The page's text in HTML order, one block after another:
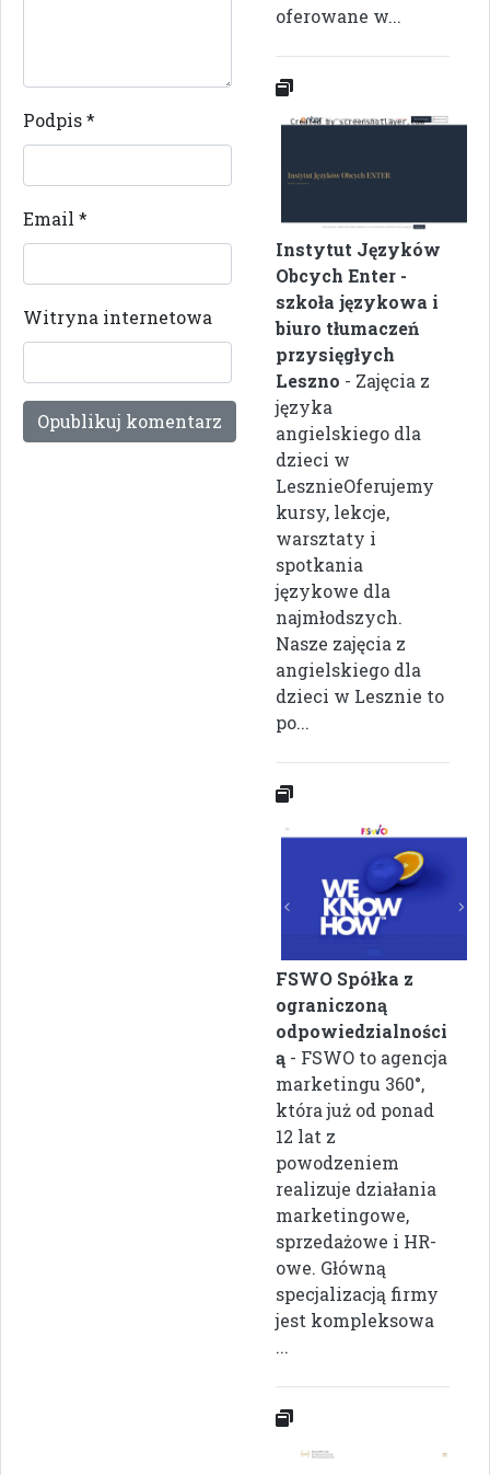
Podpis*
Email *
Witryna internetowa
oferowane w...
Instytut Języków
Obcych Enter -
szkoła językowa i
biuro tłumaczeń
przysięgłych
Leszno - Zajęcia z
języka
angielskiego dla
dzieci w
LesznieOferujemy
kursy, lekcje,
warsztaty i
spotkania
językowe dla
najmłodszych.
Nasze zajęcia z
angielskiego dla
dzieci w Lesznie to
po...
FSWO Spółka z
ograniczoną
odpowiedzialności
ą - FSWO to agencja
marketingu 360°,
która już od ponad
12 lat z
powodzeniem
realizuje działania
marketingowe,
sprzedażowe i HR-
owe. Główną
specjalizacją firmy
jest kompleksowa
...